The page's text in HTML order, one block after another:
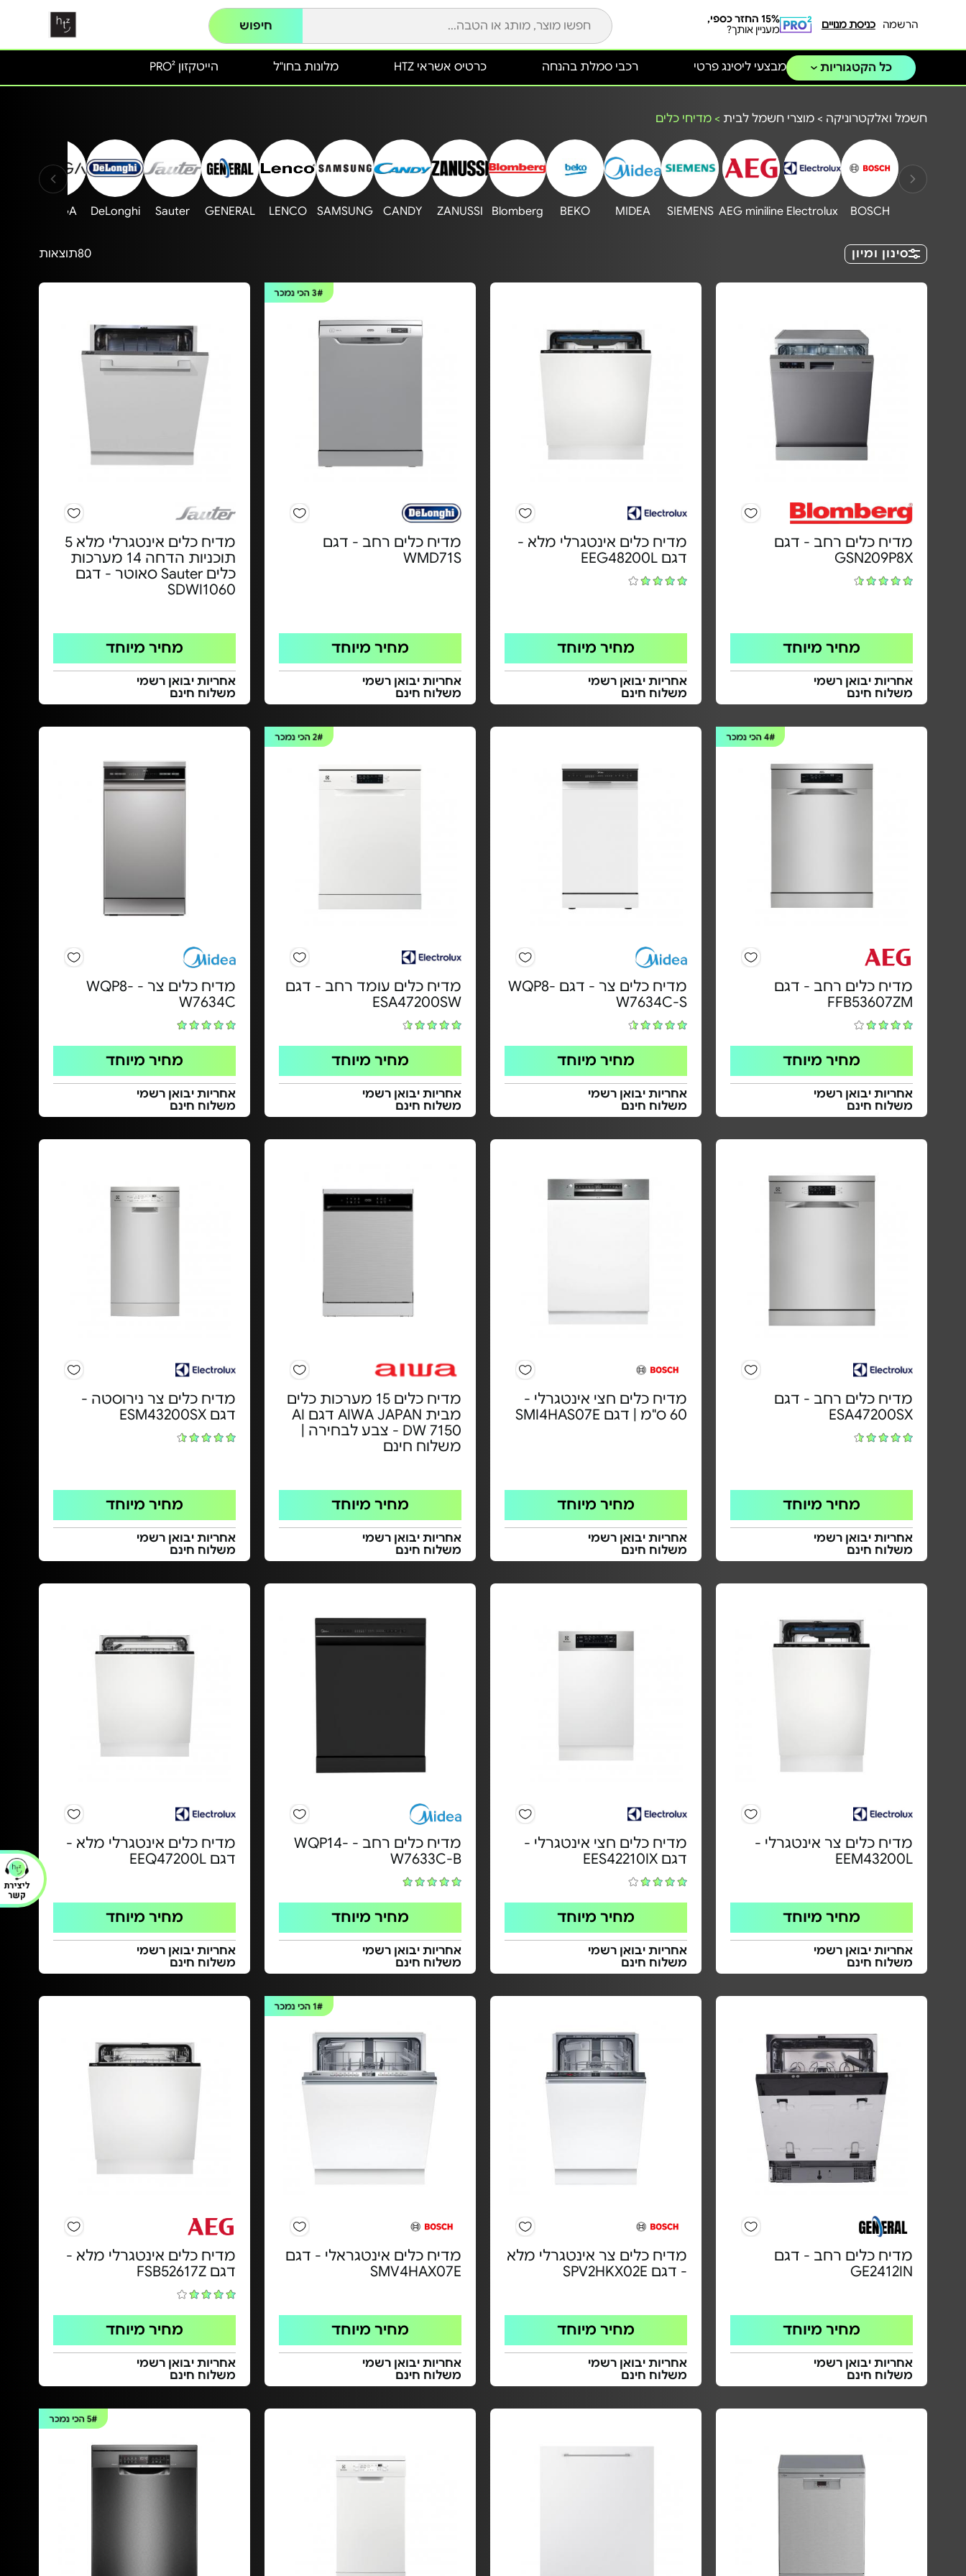
הרשמה כניסת מנויים
15% החזר כספי,
מעניין אותך?
חיפוש
כל הקטגוריות הייטקזון PRO² מלונות בחו"ל כרטיס אשראי HTZ מבצעי ליסינג פרטי רכבי סמלת בהנחה
חשמל ואלקטרוניקה > מוצרי חשמל לבית > מדיחי כלים
BOSCH
Electrolux
AEG miniline
SIEMENS
MIDEA
BEKO
Blomberg
ZANUSSI
CANDY
SAMSUNG
LENCO
GENERAL
Sauter
DeLonghi
BRAGA
סינון ומיון 80תוצאות
מדיח כלים רחב - דגם
GSN209P8X
מחיר מיוחד
אחריות יבואן רשמי
משלוח חינם
מדיח כלים אינטגרלי מלא -
דגם EEG48200L
מחיר מיוחד
אחריות יבואן רשמי
משלוח חינם
3#הכי נמכר
מדיח כלים רחב - דגם
WMD71S
מחיר מיוחד
אחריות יבואן רשמי
משלוח חינם
מדיח כלים אינטגרלי מלא 5
תוכניות הדחה 14 מערכות
כלים Sauter סאוטר - דגם
SDWI1060
מחיר מיוחד
אחריות יבואן רשמי
משלוח חינם
4#הכי נמכר
מדיח כלים רחב - דגם
FFB53607ZM
מחיר מיוחד
אחריות יבואן רשמי
משלוח חינם
מדיח כלים צר - דגם WQP8-
W7634C-S
מחיר מיוחד
אחריות יבואן רשמי
משלוח חינם
2#הכי נמכר
מדיח כלים עומד רחב - דגם
ESA47200SW
מחיר מיוחד
אחריות יבואן רשמי
משלוח חינם
מדיח כלים צר - WQP8-
W7634C
מחיר מיוחד
אחריות יבואן רשמי
משלוח חינם
מדיח כלים רחב - דגם
ESA47200SX
מחיר מיוחד
אחריות יבואן רשמי
משלוח חינם
מדיח כלים חצי אינטגרלי -
60 ס"מ | דגם SMI4HAS07E
מחיר מיוחד
אחריות יבואן רשמי
משלוח חינם
מדיח כלים 15 מערכות כלים
מבית AIWA JAPAN דגם AI
DW 7150 - צבע לבחירה |
משלוח חינם
מחיר מיוחד
אחריות יבואן רשמי
משלוח חינם
מדיח כלים צר נירוסטה -
דגם ESM43200SX
מחיר מיוחד
אחריות יבואן רשמי
משלוח חינם
מדיח כלים צר אינטגרלי -
EEM43200L
מחיר מיוחד
אחריות יבואן רשמי
משלוח חינם
מדיח כלים חצי אינטגרלי -
דגם EES42210IX
מחיר מיוחד
אחריות יבואן רשמי
משלוח חינם
מדיח כלים רחב - WQP14-
W7633C-B
מחיר מיוחד
אחריות יבואן רשמי
משלוח חינם
מדיח כלים אינטגרלי מלא -
דגם EEQ47200L
מחיר מיוחד
אחריות יבואן רשמי
משלוח חינם
מדיח כלים רחב - דגם
GE2412IN
מחיר מיוחד
אחריות יבואן רשמי
משלוח חינם
מדיח כלים צר אינטגרלי מלא
- דגם SPV2HKX02E
מחיר מיוחד
אחריות יבואן רשמי
משלוח חינם
1#הכי נמכר
מדיח כלים אינטגראלי - דגם
SMV4HAX07E
מחיר מיוחד
אחריות יבואן רשמי
משלוח חינם
מדיח כלים אינטגרלי מלא -
דגם FSB52617Z
מחיר מיוחד
אחריות יבואן רשמי
משלוח חינם
5#הכי נמכר